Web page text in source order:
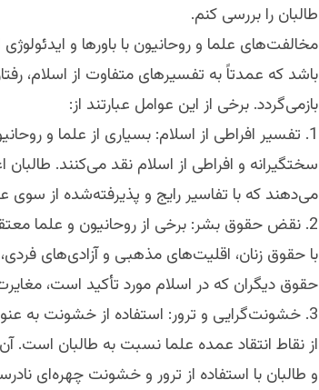
طالبان را بررسی کنم.
مخالفت‌های علما و روحانیون با باورها و
باشد که عمدتاً به تفسیرهای متفاوت از اسلام،
بازمی‌گردد. برخی از این عوامل عبارتند از:
1. تفسیر افراطی از اسلام: بسیاری از علما و
سختگیرانه و افراطی از اسلام نقد می‌کنند.
می‌دهند که با تفاسیر رایج و پذیرفته‌شده از
2. نقض حقوق بشر: برخی از روحانیون و علما
با حقوق زنان، اقلیت‌های مذهبی و آزادی‌های
حقوق دیگران که در اسلام مورد تأکید است،
3. خشونت‌گرایی و ترور: استفاده از خشونت به
از نقاط انتقاد عمده علما نسبت به طالبان است.
و طالبان با استفاده از ترور و خشونت چهره‌ای